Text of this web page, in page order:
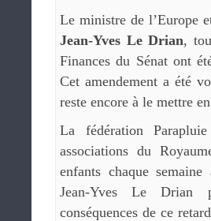
Le ministre de l’Europe
Jean-Yves Le Drian,
Finances du Sénat ont
Cet amendement a été
reste encore à le mettre
La fédération
associations du
enfants chaque
Jean-Yves Le Drian
conséquences de ce